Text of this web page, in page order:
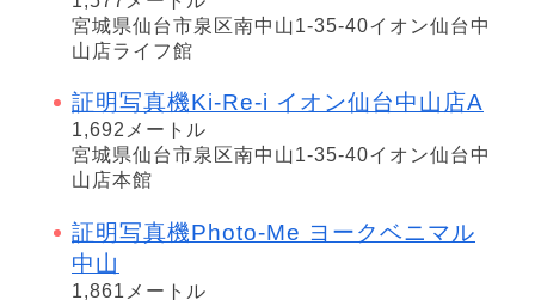
宮城県仙台市泉区南中山1-35-40イオン仙台中
山店ライフ館
証明写真機Ki-Re-i イオン仙台中山店A
1,692メートル
宮城県仙台市泉区南中山1-35-40イオン仙台中
山店本館
証明写真機Photo-Me ヨークベニマル
中山
1,861メートル